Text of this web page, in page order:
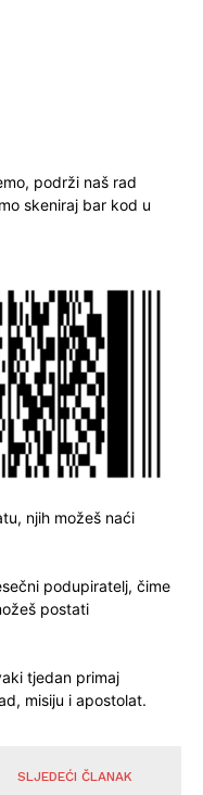
podrži naš rad
skeniraj bar kod u
njih možeš naći
podupiratelj, čime
postati
tjedan primaj
misiju i apostolat.
SLJEDEĆI ČLANAK